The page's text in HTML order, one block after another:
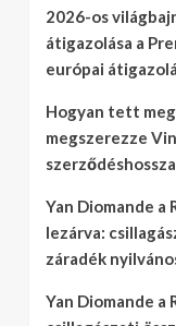
2026-os
átigazolása a
európai
Hogyan tett
megszerezze
Yan Diomande a
lezárva:
záradék
Yan Diomande a